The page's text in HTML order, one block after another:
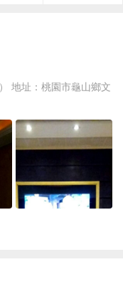
地址：桃園市龜山鄉文